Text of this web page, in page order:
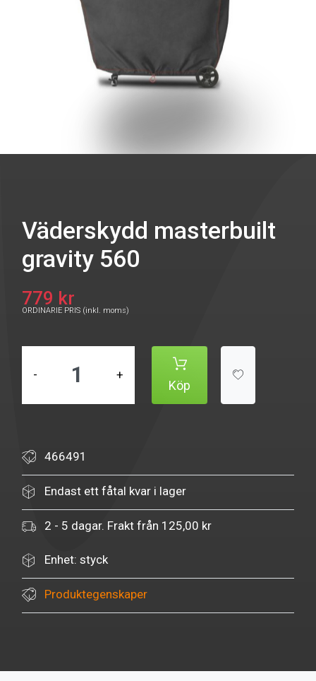
Väderskydd masterbuilt
gravity 560
779 kr
ORDINARIE PRIS (inkl. moms)
- +
Köp
466491
Endast ett fåtal kvar i lager
2 - 5 dagar. Frakt från 125,00 kr
Enhet: styck
Produktegenskaper